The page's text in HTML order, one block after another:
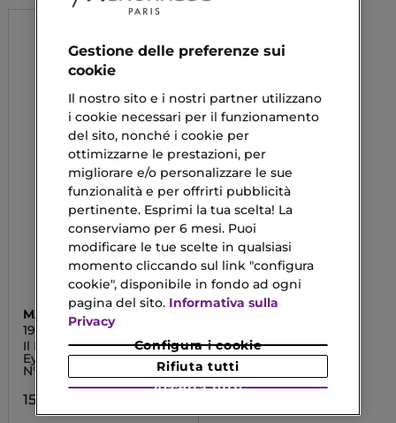
MARIONNAUD 1984
1984 ACCESSORIES
Il Pennello Obliquo
Eyeliner e Sopracciglia
N°11
15,40 €
Gestione delle preferenze sui
cookie
Il nostro sito e i nostri partner utilizzano
i cookie necessari per il funzionamento
del sito, nonché i cookie per
ottimizzarne le prestazioni, per
migliorare e/o personalizzare le sue
funzionalità e per offrirti pubblicità
pertinente. Esprimi la tua scelta! La
conserviamo per 6 mesi. Puoi
modificare le tue scelte in qualsiasi
momento cliccando sul link "configura
cookie", disponibile in fondo ad ogni
pagina del sito. Informativa sulla
Privacy
Configura i cookie
Rifiuta tutti
Accetta tutti